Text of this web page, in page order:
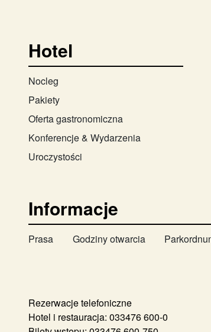
Hotel
Nocleg
Pakiety
Oferta gastronomiczna
Konferencje & Wydarzenia
Uroczystości
Informacje
Prasa Godziny otwarcia
Rezerwacje telefoniczne
Hotel i restauracja: 033476 600-0